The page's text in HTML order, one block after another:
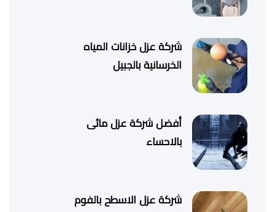
شركة عزل خزانات المياه
الخرسانية بالجبيل
أفضل شركة عزل مائى
بالاحساء
شركة عزل الاسطح بالفوم